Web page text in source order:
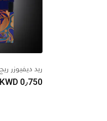
ريد ديفيوزر ريج
0٫750 KWD